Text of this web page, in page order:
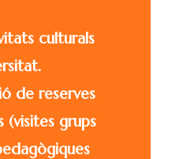
culturals
de reserves
(visites grups